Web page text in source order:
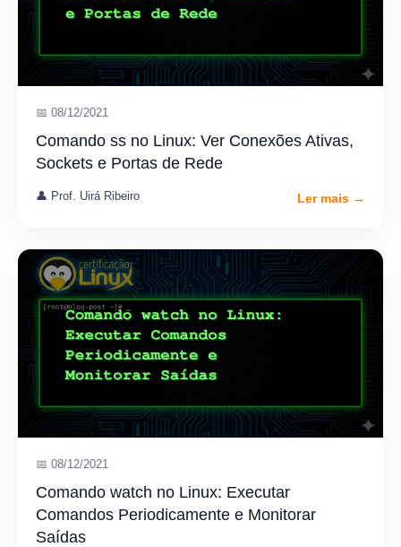
📅 08/12/2021
Comando ss no Linux: Ver Conexões Ativas,
Sockets e Portas de Rede
👤 Prof. Uirá Ribeiro Ler mais →
📅 08/12/2021
Comando watch no Linux: Executar
Comandos Periodicamente e Monitorar
Saídas